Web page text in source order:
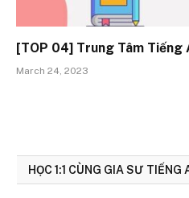
[TOP 04] Trung Tâm Tiếng
March 24, 2023
HỌC 1:1 CÙNG GIA SƯ TIẾNG